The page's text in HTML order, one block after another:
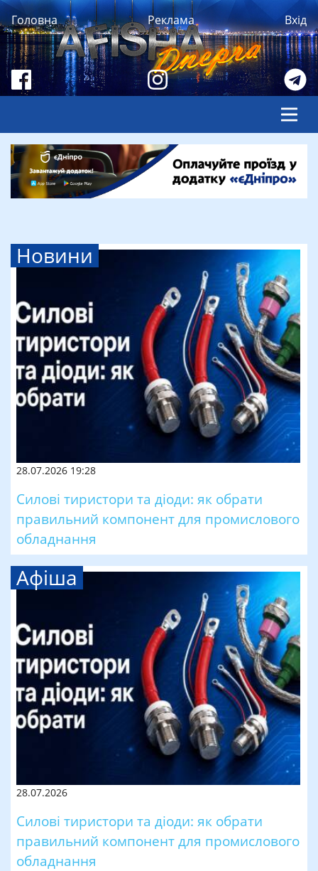
Головна Реклама Вхід
Новини
28.07.2026 19:28
Силові тиристори та діоди: як обрати
правильний компонент для промислового
обладнання
Афіша
28.07.2026
Силові тиристори та діоди: як обрати
правильний компонент для промислового
обладнання